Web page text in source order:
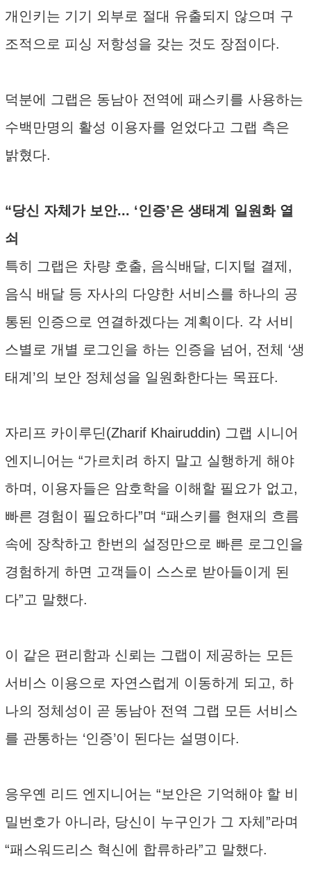
개인키는 기기 외부로 절대 유출되지 않으며 구
조적으로 피싱 저항성을 갖는 것도 장점이다.
덕분에 그랩은 동남아 전역에 패스키를 사용하는
수백만명의 활성 이용자를 얻었다고 그랩 측은
밝혔다.
“당신 자체가 보안... ‘인증’은 생태계 일원화 열
쇠
특히 그랩은 차량 호출, 음식배달, 디지털 결제,
음식 배달 등 자사의 다양한 서비스를 하나의 공
통된 인증으로 연결하겠다는 계획이다. 각 서비
스별로 개별 로그인을 하는 인증을 넘어, 전체 ‘생
태계’의 보안 정체성을 일원화한다는 목표다.
자리프 카이루딘(Zharif Khairuddin) 그랩 시니어
엔지니어는 “가르치려 하지 말고 실행하게 해야
하며, 이용자들은 암호학을 이해할 필요가 없고,
빠른 경험이 필요하다”며 “패스키를 현재의 흐름
속에 장착하고 한번의 설정만으로 빠른 로그인을
경험하게 하면 고객들이 스스로 받아들이게 된
다”고 말했다.
이 같은 편리함과 신뢰는 그랩이 제공하는 모든
서비스 이용으로 자연스럽게 이동하게 되고, 하
나의 정체성이 곧 동남아 전역 그랩 모든 서비스
를 관통하는 ‘인증’이 된다는 설명이다.
응우옌 리드 엔지니어는 “보안은 기억해야 할 비
밀번호가 아니라, 당신이 누구인가 그 자체”라며
“패스워드리스 혁신에 합류하라”고 말했다.